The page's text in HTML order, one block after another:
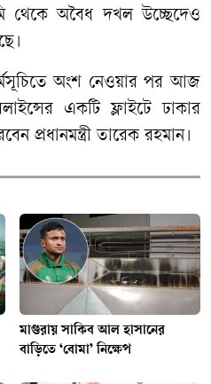
থেকে অবৈধ দখল উচ্ছেদেও
অংশ নেওয়ার পর আজ
একটি ফ্লাইটে ঢাকার
প্রধানমন্ত্রী তারেক রহমান।
মাগুরায় সাকিব আল হাসানের
বাড়িতে ‘বোমা’ নিক্ষেপ